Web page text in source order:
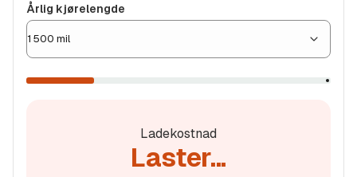
MATRIX LED HOVEDLYS
MULTIFUNKSJONSRATT I SKINN
MØRKE RUTER BAK, FRA B-SØYLEN
NAKKESTØTTER INTEGRERT I SETET
OPPVARMET RATT
PARKERINGSASSISTENT PLUS MED
Årlig
kjørelengde
Årlig kjørelengde
Ladekostnad
Laster...